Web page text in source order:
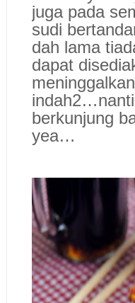
juga pada
sudi
dah lama
dapat
berkunjung
yea…